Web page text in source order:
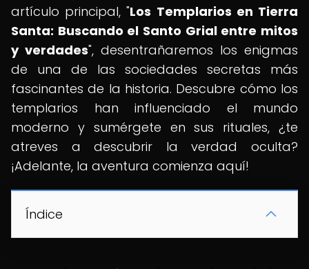
artículo principal, "Los Templarios en Tierra
Santa: Buscando el Santo Grial entre mitos
y verdades", desentrañaremos los enigmas
de una de las sociedades secretas más
fascinantes de la historia. Descubre cómo los
templarios han influenciado el mundo
moderno y sumérgete en sus rituales, ¿te
atreves a descubrir la verdad oculta?
¡Adelante, la aventura comienza aquí! ️
Índice